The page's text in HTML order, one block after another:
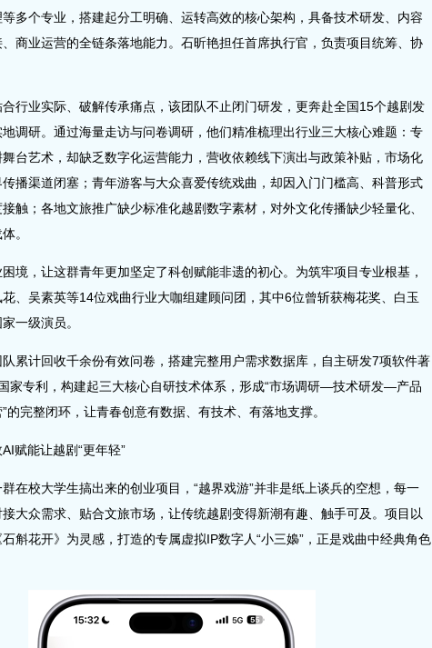
多个专业，搭建起分工明确、运转高效的核心架构，具备技术研发、内容
商业运营的全链条落地能力。石昕艳担任首席执行官，负责项目统筹、协
业实际、破解传承痛点，该团队不止闭门研发，更奔赴全国15个越剧发
调研。通过海量走访与问卷调研，他们精准梳理出行业三大核心难题：专
台艺术，却缺乏数字化运营能力，营收依赖线下演出与政策补贴，市场化
播渠道闭塞；青年游客与大众喜爱传统戏曲，却因入门门槛高、科普形式
触；各地文旅推广缺少标准化越剧数字素材，对外文化传播缺少轻量化、
。
，让这群青年更加坚定了科创赋能非遗的初心。为筑牢项目专业根基，
、吴素英等14位戏曲行业大咖组建顾问团，其中6位曾斩获梅花奖、白玉
一级演员。
计回收千余份有效问卷，搭建完整用户需求数据库，自主研发7项软件著
家专利，构建起三大核心自研技术体系，形成“市场调研—技术研发—产品
完整闭环，让青春创意有数据、有技术、有落地支撑。
能让越剧“更年轻”
校大学生搞出来的创业项目，“越界戏游”并非是纸上谈兵的空想，每一
大众需求、贴合文旅市场，让传统越剧变得新潮有趣、触手可及。项目以
斛花开》为灵感，打造的专属虚拟IP数字人“小三嬝”，正是戏曲中经典角色